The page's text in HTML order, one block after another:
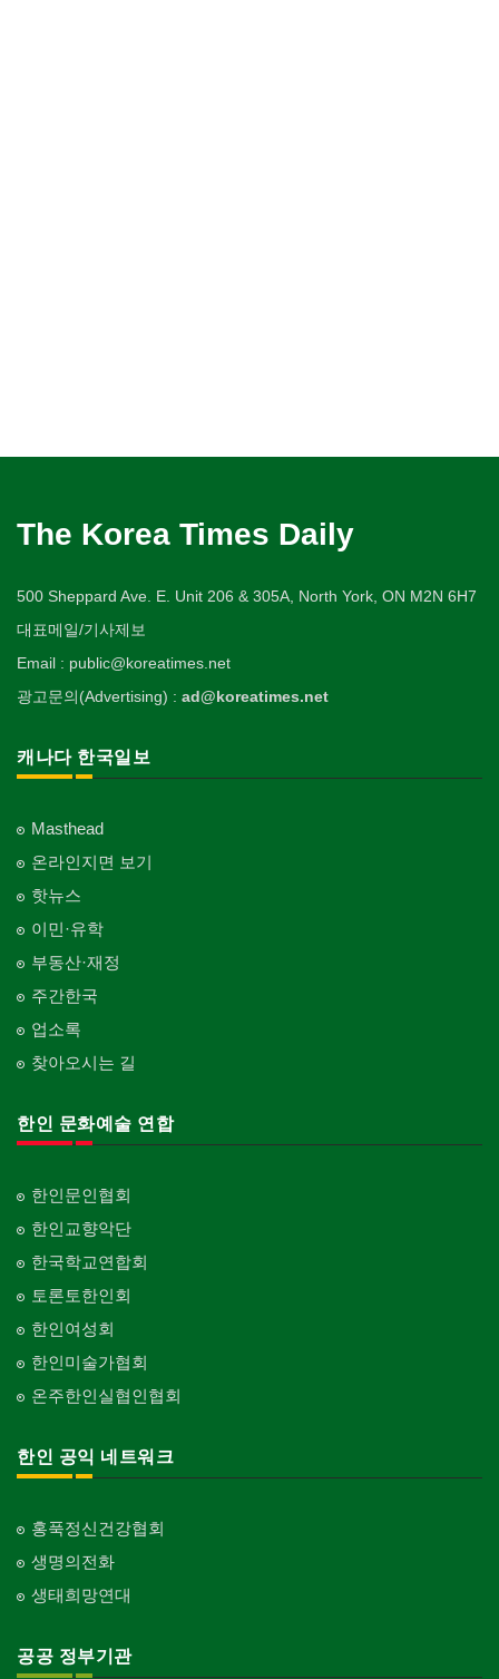
The Korea Times Daily
500 Sheppard Ave. E. Unit 206 & 305A, North York, ON M2N 6H7
대표메일/기사제보
Email : public@koreatimes.net
광고문의(Advertising) : ad@koreatimes.net
캐나다 한국일보
Masthead
온라인지면 보기
핫뉴스
이민·유학
부동산·재정
주간한국
업소록
찾아오시는 길
한인 문화예술 연합
한인문인협회
한인교향악단
한국학교연합회
토론토한인회
한인여성회
한인미술가협회
온주한인실협인협회
한인 공익 네트워크
홍푹정신건강협회
생명의전화
생태희망연대
공공 정부기관